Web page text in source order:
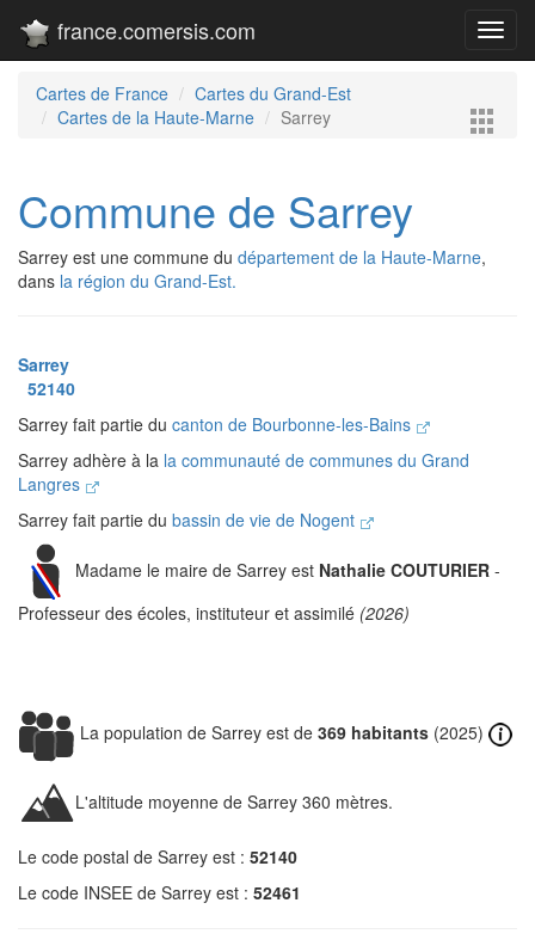
france.comersis.com
Cartes de France
Cartes du Grand-Est
Cartes de la Haute-Marne
Sarrey
Commune de Sarrey
Sarrey est une commune du département de la Haute-Marne,
dans la région du Grand-Est.
Sarrey
52140
Sarrey fait partie du canton de Bourbonne-les-Bains
Sarrey adhère à la la communauté de communes du Grand
Langres
Sarrey fait partie du bassin de vie de Nogent
Madame le maire de Sarrey est Nathalie COUTURIER -
Professeur des écoles, instituteur et assimilé (2026)
La population de Sarrey est de 369 habitants (2025)
L'altitude moyenne de Sarrey 360 mètres.
Le code postal de Sarrey est : 52140
Le code INSEE de Sarrey est : 52461